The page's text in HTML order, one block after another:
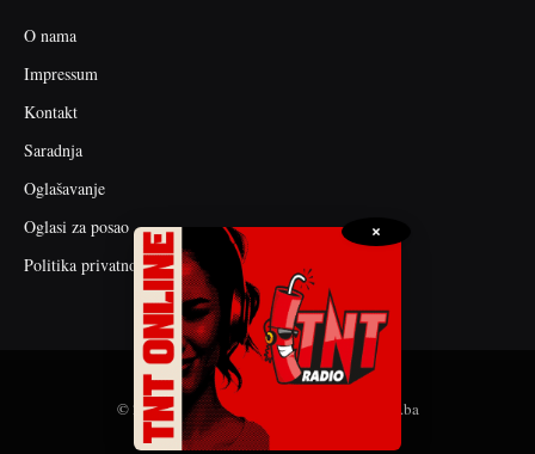
O nama
Impressum
Kontakt
Saradnja
Oglašavanje
Oglasi za posao
Politika privatnosti
© 2026 web dizajn i seo optimizacija by tnt.ba
×